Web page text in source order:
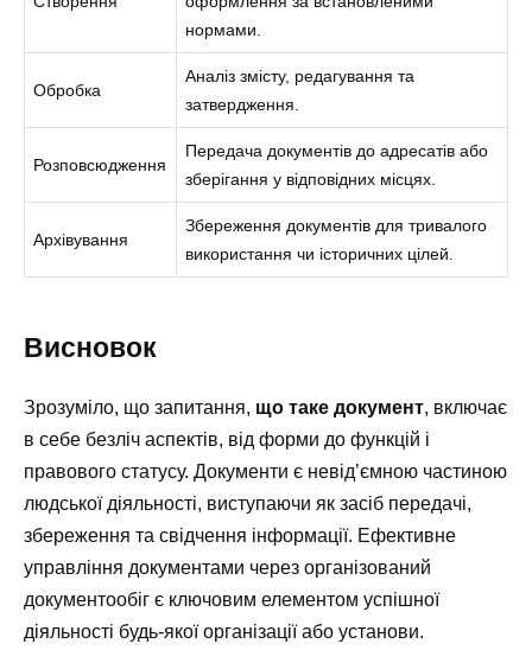
нормами.
Обробка
Аналіз змісту, редагування та
затвердження.
Розповсюдження
Передача документів до адресатів або
зберігання у відповідних місцях.
Архівування
Збереження документів для тривалого
використання чи історичних цілей.
Висновок
Зрозуміло, що запитання, що таке документ, включає
в себе безліч аспектів, від форми до функцій і
правового статусу. Документи є невід’ємною частиною
людської діяльності, виступаючи як засіб передачі,
збереження та свідчення інформації. Ефективне
управління документами через організований
документообіг є ключовим елементом успішної
діяльності будь-якої організації або установи.